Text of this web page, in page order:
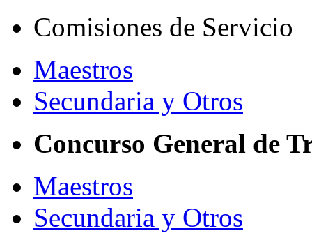
Comisiones de Servicio
Maestros
Secundaria y Otros
Concurso General de
Maestros
Secundaria y Otros